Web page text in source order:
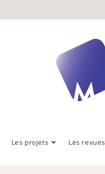
Les projets Les revues